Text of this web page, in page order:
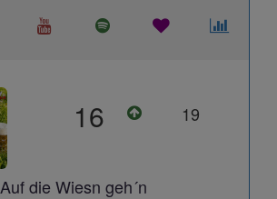
16 19
Auf die Wiesn geh´n